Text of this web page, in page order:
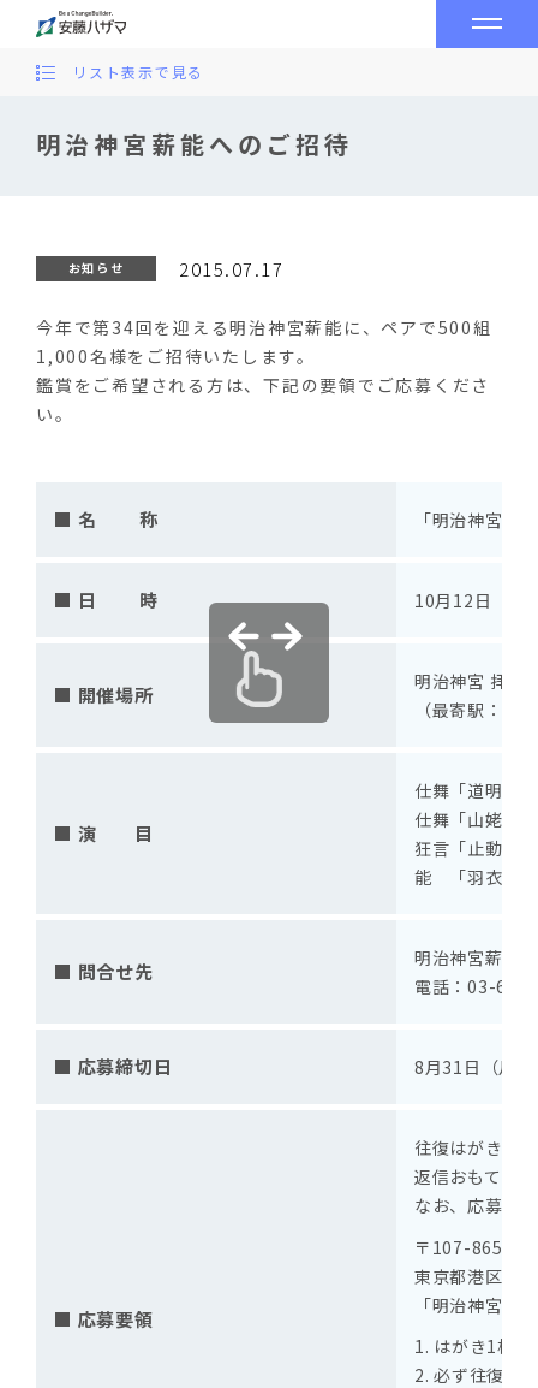
明治神宮薪能へのご招待
リスト表示で見る
お知らせ 2015.07.17
今年で第34回を迎える明治神宮薪能に、ペアで500組
1,000名様をご招待いたします。
鑑賞をご希望される方は、下記の要領でご応募くださ
い。
■ 名 称 「明治神宮薪
■ 日 時 10月12日（月
■ 開催場所
明治神宮 拝殿
（最寄駅：
■ 演 目
仕舞「道明
仕舞「山姥
狂言「止動方
能 「羽衣
■ 問合せ先
明治神宮薪能
電話：03-
■ 応募締切日 8月31日（月
■ 応募要領
往復はがきで
返信おもて面
なお、応募は
〒107-8658
東京都港区赤
「明治神宮
1. はがき1枚
2. 必ず往復は